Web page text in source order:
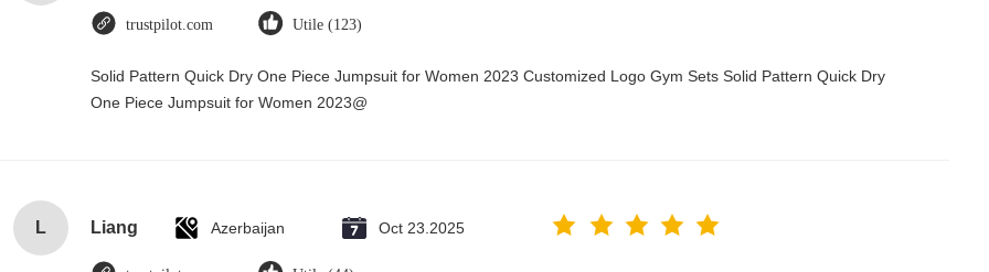
trustpilot.com Utile (123)
Solid Pattern Quick Dry One Piece Jumpsuit for Women 2023 Customized Logo Gym Sets Solid Pattern Quick Dry
One Piece Jumpsuit for Women 2023@
L Liang Azerbaijan Oct 23.2025